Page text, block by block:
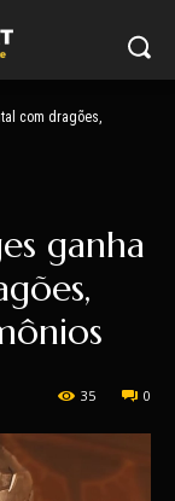
com dragões,
ganha
0
35